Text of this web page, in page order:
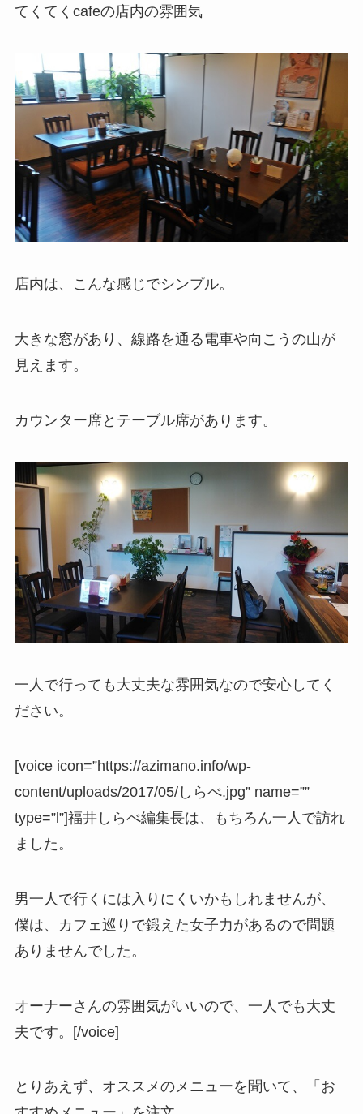
てくてくcafeの店内の雰囲気
店内は、こんな感じでシンプル。
大きな窓があり、線路を通る電車や向こうの山が
見えます。
カウンター席とテーブル席があります。
一人で行っても大丈夫な雰囲気なので安心してく
ださい。
[voice icon=”https://azimano.info/wp-
content/uploads/2017/05/しらべ.jpg” name=””
type=”l”]福井しらべ編集長は、もちろん一人で訪れ
ました。
男一人で行くには入りにくいかもしれませんが、
僕は、カフェ巡りで鍛えた女子力があるので問題
ありませんでした。
オーナーさんの雰囲気がいいので、一人でも大丈
夫です。[/voice]
とりあえず、オススメのメニューを聞いて、「お